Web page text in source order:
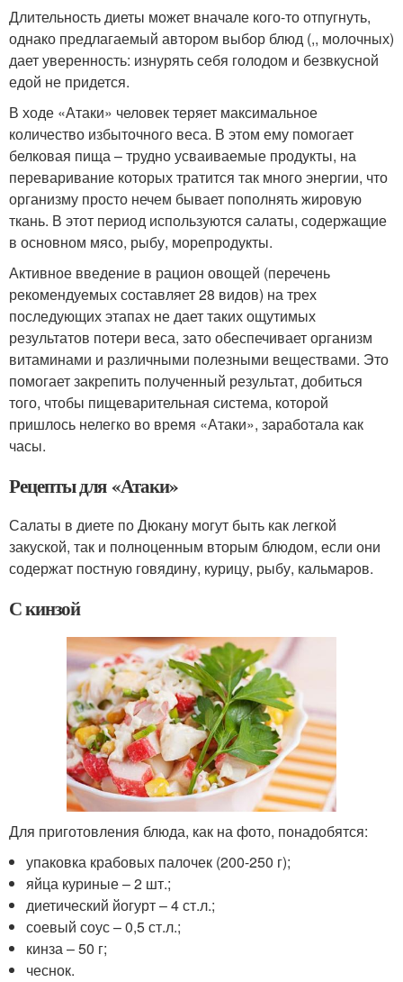
Длительность диеты может вначале кого-то отпугнуть,
однако предлагаемый автором выбор блюд (,, молочных)
дает уверенность: изнурять себя голодом и безвкусной
едой не придется.
В ходе «Атаки» человек теряет максимальное
количество избыточного веса. В этом ему помогает
белковая пища – трудно усваиваемые продукты, на
переваривание которых тратится так много энергии, что
организму просто нечем бывает пополнять жировую
ткань. В этот период используются салаты, содержащие
в основном мясо, рыбу, морепродукты.
Активное введение в рацион овощей (перечень
рекомендуемых составляет 28 видов) на трех
последующих этапах не дает таких ощутимых
результатов потери веса, зато обеспечивает организм
витаминами и различными полезными веществами. Это
помогает закрепить полученный результат, добиться
того, чтобы пищеварительная система, которой
пришлось нелегко во время «Атаки», заработала как
часы.
Рецепты для «Атаки»
Салаты в диете по Дюкану могут быть как легкой
закуской, так и полноценным вторым блюдом, если они
содержат постную говядину, курицу, рыбу, кальмаров.
С кинзой
Для приготовления блюда, как на фото, понадобятся:
упаковка крабовых палочек (200-250 г);
яйца куриные – 2 шт.;
диетический йогурт – 4 ст.л.;
соевый соус – 0,5 ст.л.;
кинза – 50 г;
чеснок.